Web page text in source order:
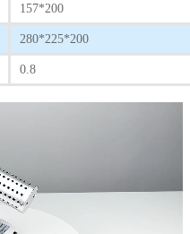
157*200
280*225*200
0.8